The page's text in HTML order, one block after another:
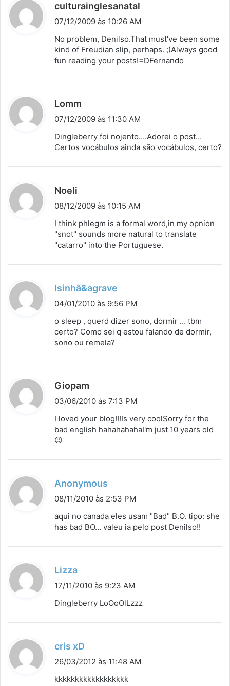
culturainglesanatal
i
s
e
07/12/2009 às 10:26 AM
No problem, Denilso.That must've been some
kind of Freudian slip, perhaps. ;)Always good
fun reading your posts!=DFernando
Lomm
i
s
07/12/2009 às 11:30 AM
Dingleberry foi nojento….Adorei o post…
Certos vocábulos ainda são vocábulos, certo?
Noeli
i
s
e
08/12/2009 às 10:15 AM
I think phlegm is a formal word,in my opnion
"snot" sounds more natural to translate
"catarro" into the Portuguese.
Isinhã&agrave
i
s
04/01/2010 às 9:56 PM
o sleep , querd dizer sono, dormir … tbm
certo? Como sei q estou falando de dormir,
sono ou remela?
Giopam
i
s
03/06/2010 às 7:13 PM
I loved your blog!!!Is very coolSorry for the
bad english hahahahahaI'm just 10 years old
😉
Anonymous
i
s
08/11/2010 às 2:53 PM
aqui no canada eles usam "Bad" B.O. tipo: she
has bad BO… valeu ia pelo post Denilso!!
Lizza
i
e
17/11/2010 às 9:23 AM
Dingleberry LoOoOlLzzz
cris xD
i
26/03/2012 às 11:48 AM
kkkkkkkkkkkkkkkkkk